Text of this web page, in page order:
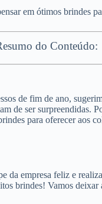
em ótimos brindes
do Conteúdo:
de fim de ano,
de ser surpreendidas.
para oferecer aos
da empresa feliz e
brindes! Vamos deixar